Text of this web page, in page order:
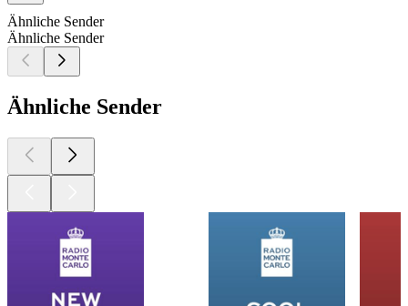
Ähnliche Sender
Ähnliche Sender
Ähnliche Sender